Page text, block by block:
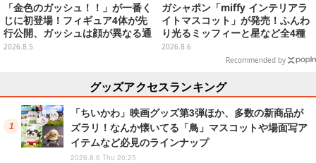
「金色のガッシュ！！」が一番く
じに初登場！フィギュア4体が先
行公開、ガッシュは顔が異なる通
常/ザケルver.の2種
2026.8.5
ガシャポン「miffy インテリアラ
イトマスコット」が発売！ふんわ
り光るミッフィーと星など全4種
ラインナップ
2026.8.6
Recommended by
グッズアクセスランキング
「ちいかわ」映画グッズ第3弾ほか、多数の新商品が
ズラリ！なんか懐いてる「鳥」マスコットや場面写ア
イテムなど必見のラインナップ
2026.8.6 Thu 20:25